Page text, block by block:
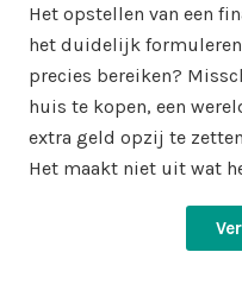
Het opstellen van een
het duidelijk
precies bereiken?
huis te kopen, een
extra geld opzij te
Het maakt niet uit wat